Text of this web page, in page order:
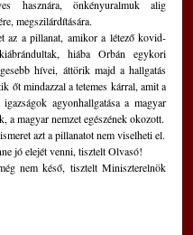
hasznára, önkényuralmuk alig
megszilárdítására.
hiába Orbán egykori
hívei, áttörik majd a hallgatás
őt mindazzal a tetemes kárral, amit a
agyonhallgatása a magyar
jó elejét venni, tisztelt Olvasó!